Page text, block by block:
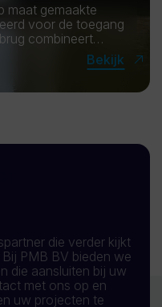
maat gemaakte
voor de toegang
combineert
zijn lichte gewicht
Bekijk
die verder kijkt
PMB BV bieden we
die aansluiten bij uw
met ons op en
uw projecten te